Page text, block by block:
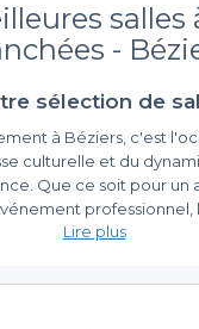
salles
-
sélection de
à Béziers, c'est
culturelle et du
Que ce soit pour un
professionnel,
déterminante pour
une variété de lieux
ainsi à toutes
des espaces
Privateaser,
Lire plus